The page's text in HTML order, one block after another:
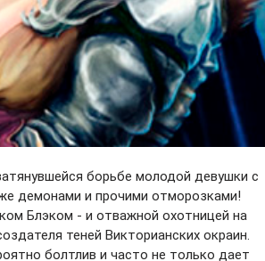
борьбе молодой девушки с
демонами и прочими отморозками!
Блэком - и отважной охотницей на
теней Викторианских окраин.
болтлив и часто не только дает